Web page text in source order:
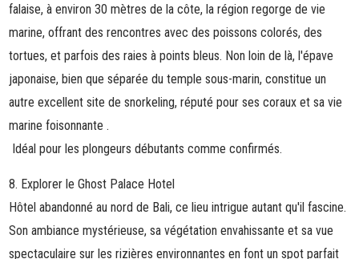
falaise, à environ 30 mètres de la côte, la région regorge de vie
marine, offrant des rencontres avec des poissons colorés, des
tortues, et parfois des raies à points bleus. Non loin de là, l'épave
japonaise, bien que séparée du temple sous-marin, constitue un
autre excellent site de snorkeling, réputé pour ses coraux et sa vie
marine foisonnante .
Idéal pour les plongeurs débutants comme confirmés.
8. Explorer le Ghost Palace Hotel
Hôtel abandonné au nord de Bali, ce lieu intrigue autant qu'il fascine.
Son ambiance mystérieuse, sa végétation envahissante et sa vue
spectaculaire sur les rizières environnantes en font un spot parfait